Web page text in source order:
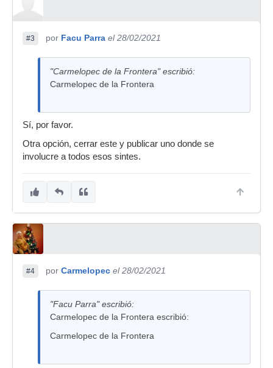
#3 por Facu Parra el 28/02/2021
"Carmelopec de la Frontera" escribió:
Carmelopec de la Frontera
Sí, por favor.
Otra opción, cerrar este y publicar uno donde se
involucre a todos esos sintes.
#4 por Carmelopec el 28/02/2021
"Facu Parra" escribió:
Carmelopec de la Frontera escribió:
Carmelopec de la Frontera